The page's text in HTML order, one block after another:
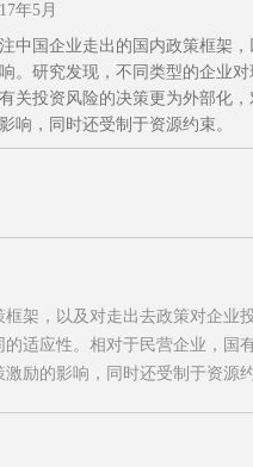
年5月
中国企业走出的国内政策框架
。研究发现，不同类型的企业
关投资风险的决策更为外部化
响，同时还受制于资源约束。
架，以及对走出去政策对企业
适应性。相对于民营企业，国
励的影响，同时还受制于资源约